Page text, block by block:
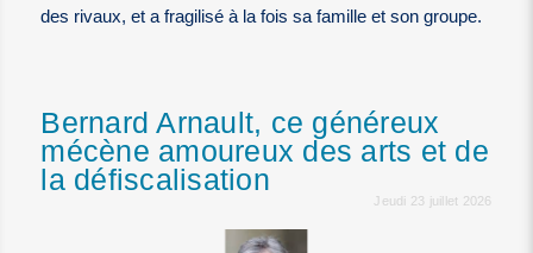
des rivaux, et a fragilisé à la fois sa famille et son groupe.
Bernard Arnault, ce généreux
mécène amoureux des arts et de
la défiscalisation
Jeudi 23 juillet 2026